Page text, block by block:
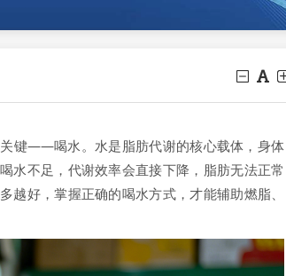
键——喝水。水是脂肪代谢的核心载体，身体
水不足，代谢效率会直接下降，脂肪无法正常
好，掌握正确的喝水方式，才能辅助燃脂、